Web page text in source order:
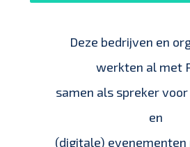
Deze bedrijven en
werkten al met
samen als spreker
en
(digitale)